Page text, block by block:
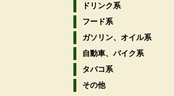
ドリンク系
フード系
ガソリン、オイル系
自動車、バイク系
タバコ系
その他